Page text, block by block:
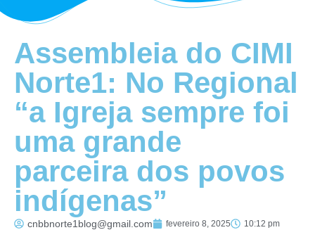
Assembleia do CIMI
Norte1: No Regional
“a Igreja sempre foi
uma grande
parceira dos povos
indígenas”
cnbbnorte1blog@gmail.com fevereiro 8, 2025 10:12 pm